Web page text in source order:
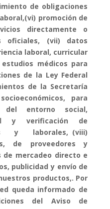
de obligaciones
promoción de
directamente o
oficiales, (vii) datos
laboral, curricular
médicos para
de la Ley Federal
de la Secretaría
para
del entorno social,
y verificación de
y laborales, (viii)
de proveedores y
de mercadeo directo e
publicidad y envío de
productos,. Por
queda informado de
del Aviso de